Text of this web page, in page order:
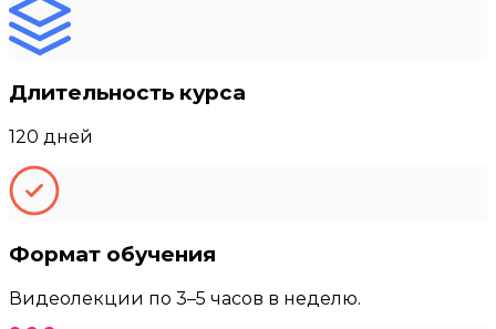
Длительность курса
120 дней
Формат обучения
Видеолекции по 3–5 часов в неделю.